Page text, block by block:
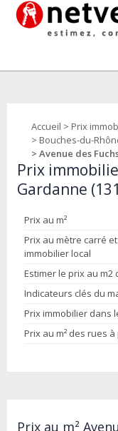
Accueil > Prix
> Bouches-du-
> Avenue des
Prix
Gardanne
Prix au m²
Prix au mètre carré
immobilier local
Estimer le prix au
Indicateurs clés du
Prix immobilier dans
Prix au m² des rues
Prix au m²